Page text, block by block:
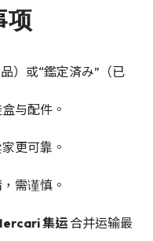
项
）或“鑑定済み”（已
与配件。
更可靠。
需谨慎。
集运合并运输最